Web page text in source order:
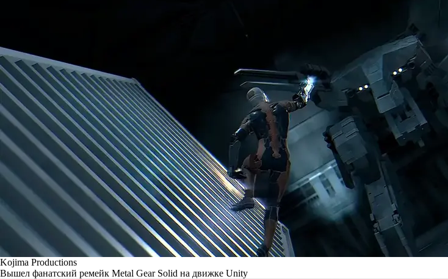
Kojima Productions
Вышел фанатский ремейк Metal Gear Solid на движке Unity